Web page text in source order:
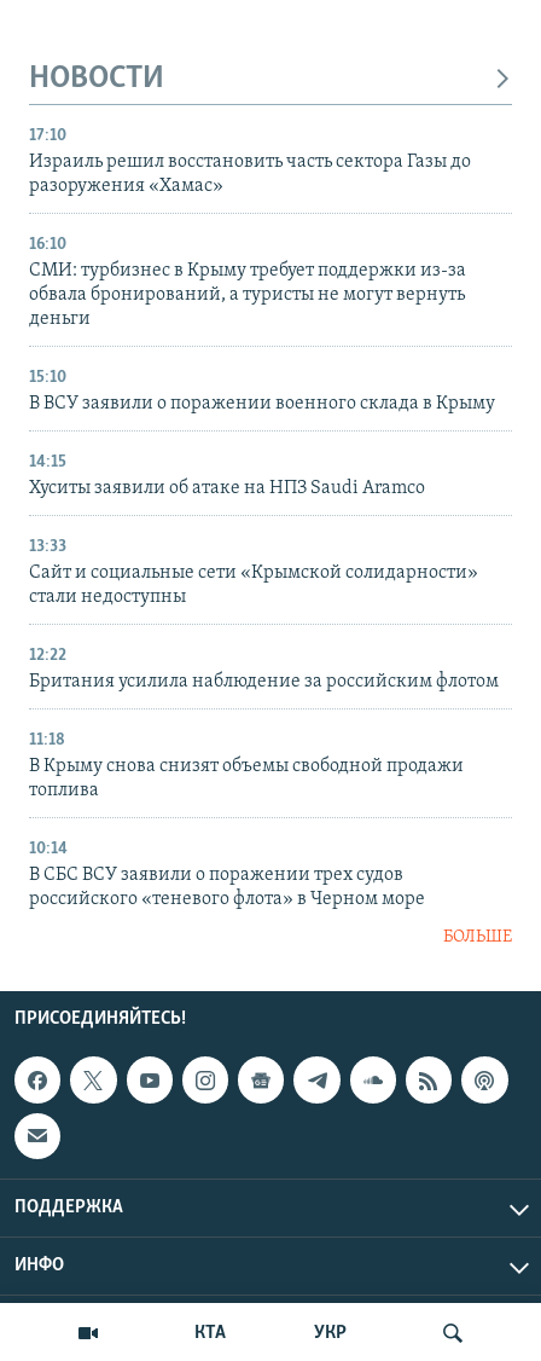
КТА УКР
НОВОСТИ
17:10
Израиль решил восстановить часть сектора Газы до
разоружения «Хамас»
16:10
СМИ: турбизнес в Крыму требует поддержки из-за
обвала бронирований, а туристы не могут вернуть
деньги
15:10
В ВСУ заявили о поражении военного склада в Крыму
14:15
Хуситы заявили об атаке на НПЗ Saudi Aramco
13:33
Сайт и социальные сети «Крымской солидарности»
стали недоступны
12:22
Британия усилила наблюдение за российским флотом
11:18
В Крыму снова снизят объемы свободной продажи
топлива
10:14
В СБС ВСУ заявили о поражении трех судов
российского «теневого флота» в Черном море
БОЛЬШЕ
ПРИСОЕДИНЯЙТЕСЬ!
ПОДДЕРЖКА
ИНФО
Copyright Крым.Реалии, 2026 | Все права защищены.
UTC+3